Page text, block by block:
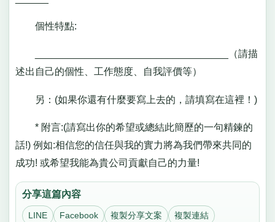
個性特點:
___________________________________（請描
述出自己的個性、工作態度、自我評價等）
另：(如果你還有什麼要寫上去的，請填寫在這裡！)
* 附言:(請寫出你的希望或總結此簡歷的一句精鍊的
話!) 例如:相信您的信任與我的實力將為我們帶來共同的
成功! 或希望我能為貴公司貢獻自己的力量!
分享這篇內容
LINE Facebook 複製分享文案 複製連結